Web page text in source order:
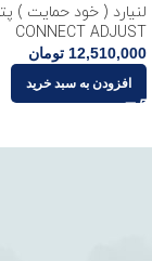
لنیارد ( خود حمایت )
CONNECT ADJUST
12,510,000 تومان
افزودن به سبد خرید